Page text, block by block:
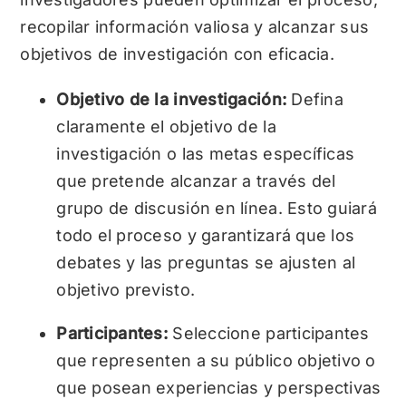
recopilar información valiosa y alcanzar sus
objetivos de investigación con eficacia.
Objetivo de la investigación: Defina
claramente el objetivo de la
investigación o las metas específicas
que pretende alcanzar a través del
grupo de discusión en línea. Esto guiará
todo el proceso y garantizará que los
debates y las preguntas se ajusten al
objetivo previsto.
Participantes: Seleccione participantes
que representen a su público objetivo o
que posean experiencias y perspectivas